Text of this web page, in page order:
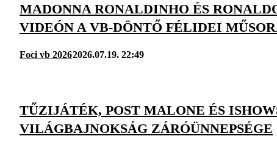
MADONNA RONALDINHO ÉS
VIDEÓN A VB-DÖNTŐ FÉLIDEI
Foci vb 20262026.07.19. 22:49
TŰZIJÁTÉK, POST MALONE ÉS
VILÁGBAJNOKSÁG ZÁRÓÜNNEPSÉGE